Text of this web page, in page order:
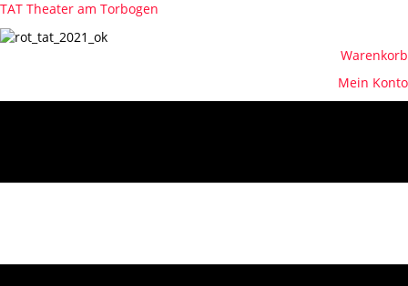
TAT Theater am Torbogen
Warenkorb
Mein Konto